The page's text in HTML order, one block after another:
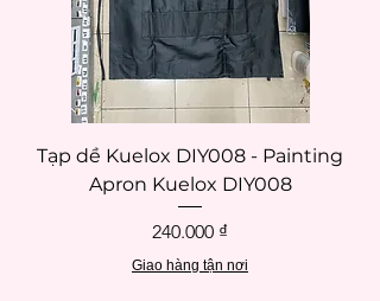
Tạp dề Kuelox DIY008 - Painting
Apron Kuelox DIY008
Giá
240.000 ₫
Giao hàng tận nơi